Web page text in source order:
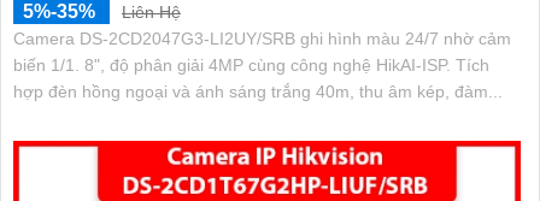
5%-35%
Liên Hệ
Camera DS-2CD2047G3-LI2UY/SRB ghi hình màu 24/7 nhờ cảm
biến 1/1. 8", độ phân giải 4MP cùng công nghệ HikAI-ISP. Tích
hợp đèn hồng ngoại và ánh sáng trắng 40m, thu âm kép, đàm...